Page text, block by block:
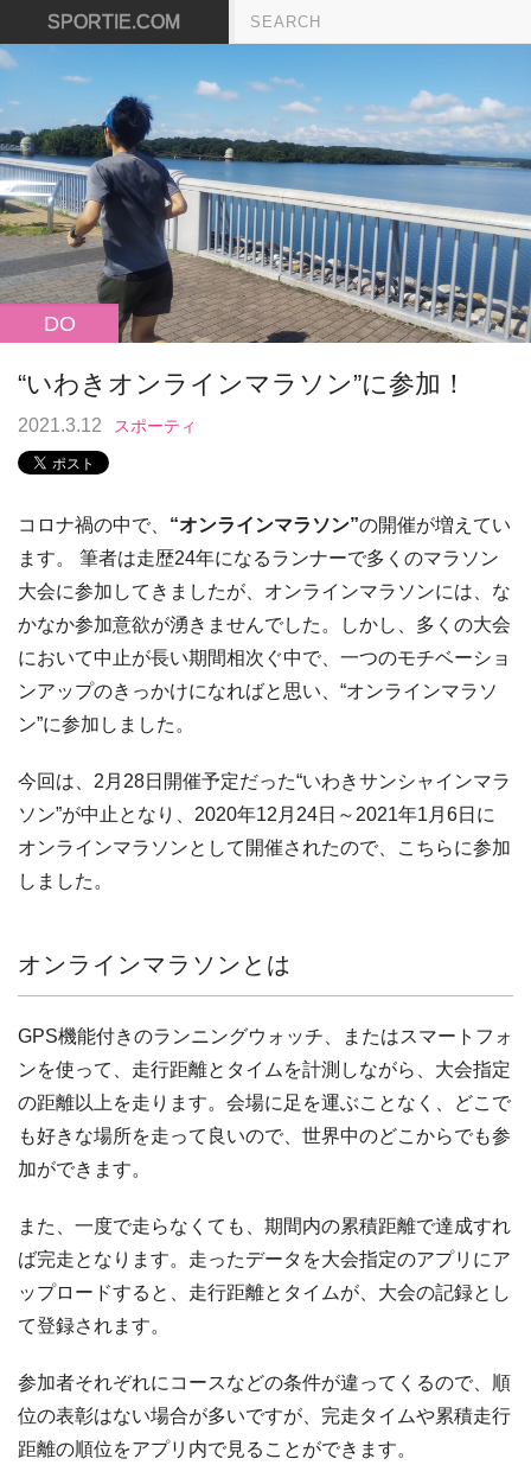
SPORTIE.COM
DO
“いわきオンラインマラソン”に参加！
2021.3.12 スポーティ
コロナ禍の中で、 “オンラインマラソン”の開催が増えてい
ます。 筆者は走歴24年になるランナーで多くのマラソン
大会に参加してきましたが、オンラインマラソンには、な
かなか参加意欲が湧きませんでした。しかし、多くの大会
において中止が長い期間相次ぐ中で、一つのモチベーショ
ンアップのきっかけになればと思い、“オンラインマラソ
ン”に参加しました。
今回は、2月28日開催予定だった“いわきサンシャインマラ
ソン”が中止となり、2020年12月24日～2021年1月6日に
オンラインマラソンとして開催されたので、こちらに参加
しました。
オンラインマラソンとは
GPS機能付きのランニングウォッチ、またはスマートフォ
ンを使って、走行距離とタイムを計測しながら、大会指定
の距離以上を走ります。会場に足を運ぶことなく、どこで
も好きな場所を走って良いので、世界中のどこからでも参
加ができます。
また、一度で走らなくても、期間内の累積距離で達成すれ
ば完走となります。走ったデータを大会指定のアプリにア
ップロードすると、走行距離とタイムが、大会の記録とし
て登録されます。
参加者それぞれにコースなどの条件が違ってくるので、順
位の表彰はない場合が多いですが、完走タイムや累積走行
距離の順位をアプリ内で見ることができます。